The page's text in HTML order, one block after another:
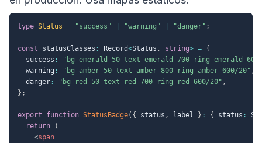
type Status = "success" "warning" "danger" ;
const statusClasses : Record<Status , string> = {
  success
:
"bg-emerald-50 text-emerald-700 ring-emerald-
  warning
: "bg-amber-50 text-amber-800 ring-amber-600/20" ,
  danger
: "bg-red-50 text-red-700 ring-red-600/20" ,
} ;
export function StatusBadge( { status , label } : { status :
return
(
<span